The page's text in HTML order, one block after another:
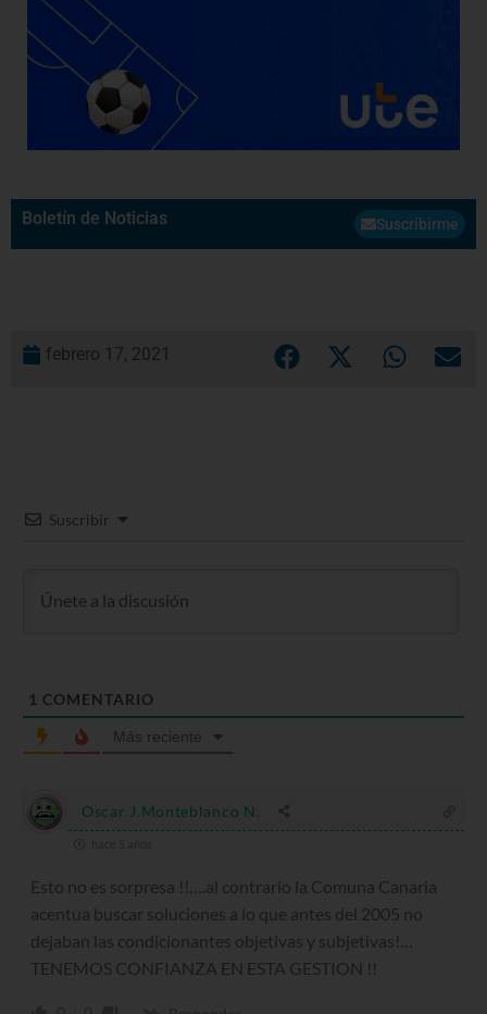
Boletín de Noticias Suscribirme
febrero 17, 2021
Suscribir
1 COMENTARIO
Más reciente
Oscar J.Monteblanco N.
Esto no es sorpresa !!….al contrario la Comuna Canaria
acentua buscar soluciones a lo que antes del 2005 no
dejaban las condicionantes objetivas y subjetivas!…
TENEMOS CONFIANZA EN ESTA GESTION !!